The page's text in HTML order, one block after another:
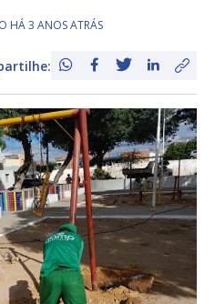
HÁ 3 ANOS ATRÁS